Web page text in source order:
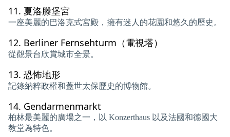
11. 夏洛滕堡宮
一座美麗的巴洛克式宮殿，擁有迷人的花園和悠久的歷史。
12. Berliner Fernsehturm（電視塔）
從觀景台欣賞城市全景。
13. 恐怖地形
記錄納粹政權和蓋世太保歷史的博物館。
14. Gendarmenmarkt
柏林最美麗的廣場之一，以 Konzerthaus 以及法國和德國大
教堂為特色。